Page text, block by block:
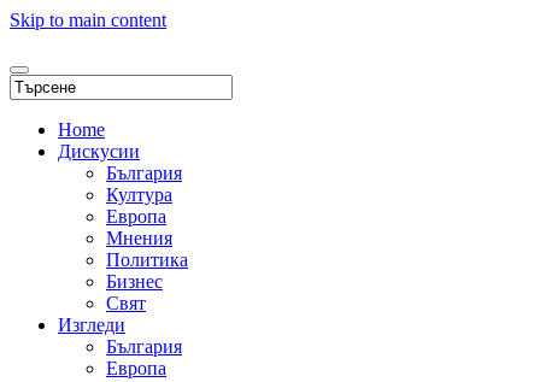
Skip to main content
Home
Дискусии
България
Култура
Европа
Мнения
Политика
Бизнес
Свят
Изгледи
България
Европа